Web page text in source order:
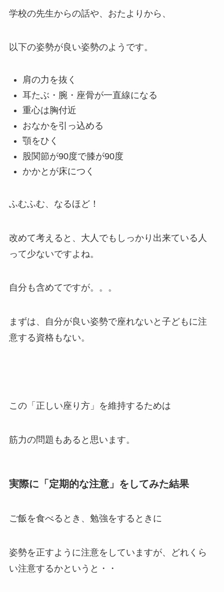
学校の先生からの話や、おたよりから、
以下の姿勢が良い姿勢のようです。
肩の力を抜く
耳たぶ・腕・座骨が一直線になる
重心は胸付近
おなかを引っ込める
顎をひく
股関節が90度で膝が90度
かかとが床につく
ふむふむ、なるほど！
改めて考えると、大人でもしっかり出来ている人
って少ないですよね。
自分も含めてですが。。。
まずは、自分が良い姿勢で座れないと子どもに注
意する資格もない。
この「正しい座り方」を維持するためは
筋力の問題もあると思います。
実際に「定期的な注意」をしてみた結果
ご飯を食べるとき、勉強をするときに
姿勢を正すように注意をしていますが、どれくら
い注意するかというと・・